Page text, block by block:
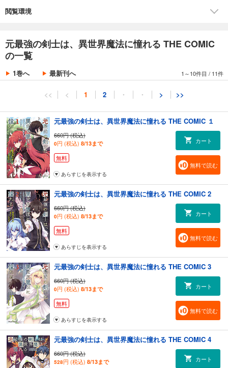
閲覧環境
元最強の剣士は、異世界魔法に憧れる THE COMIC
の一覧
1巻へ 最新刊へ 1～10件目 / 11件
<< < 1 2 ・ ・ > >>
元最強の剣士は、異世界魔法に憧れる THE COMIC １
660円 (税込)
0円 (税込) 8/13まで
無料
カート
無料で読む
あらすじを表示する
元最強の剣士は、異世界魔法に憧れる THE COMIC 2
660円 (税込)
0円 (税込) 8/13まで
無料
カート
無料で読む
あらすじを表示する
元最強の剣士は、異世界魔法に憧れる THE COMIC 3
660円 (税込)
0円 (税込) 8/13まで
無料
カート
無料で読む
あらすじを表示する
元最強の剣士は、異世界魔法に憧れる THE COMIC 4
660円 (税込)
528円 (税込) 8/13まで カート